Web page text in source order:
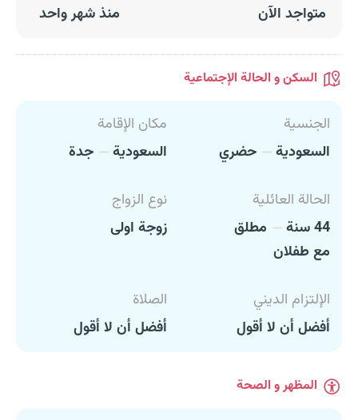
متواجد الآن
منذ شهر واحد
السكن و الحالة الإجتماعية
الجنسية
السعودية
حضري
مكان الإقامة
السعودية
جدة
الحالة العائلية
44 سنة
مطلق
مع طفلان
نوع الزواج
زوجة اولى
الإلتزام الديني
أفضل أن لا أقول
الصلاة
أفضل أن لا أقول
المظهر و الصحة